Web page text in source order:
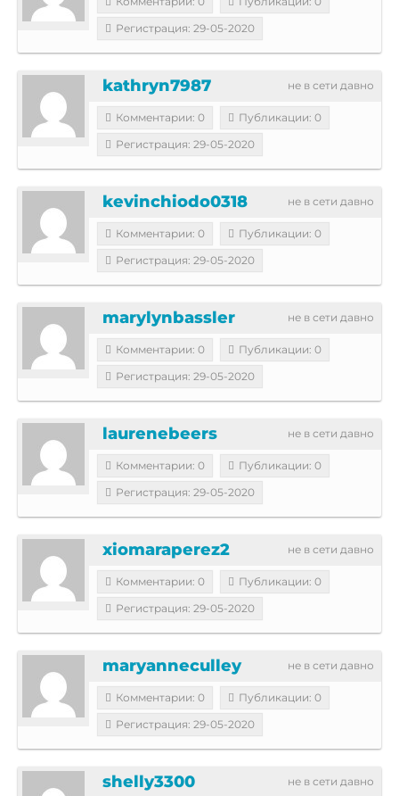
Регистрация: 29-05-2020
не в сети давно
kathryn7987
Комментарии: 0
Публикации: 0
Регистрация: 29-05-2020
не в сети давно
kevinchiodo0318
Комментарии: 0
Публикации: 0
Регистрация: 29-05-2020
не в сети давно
marylynbassler
Комментарии: 0
Публикации: 0
Регистрация: 29-05-2020
не в сети давно
laurenebeers
Комментарии: 0
Публикации: 0
Регистрация: 29-05-2020
не в сети давно
xiomaraperez2
Комментарии: 0
Публикации: 0
Регистрация: 29-05-2020
не в сети давно
maryanneculley
Комментарии: 0
Публикации: 0
Регистрация: 29-05-2020
не в сети давно
shelly3300